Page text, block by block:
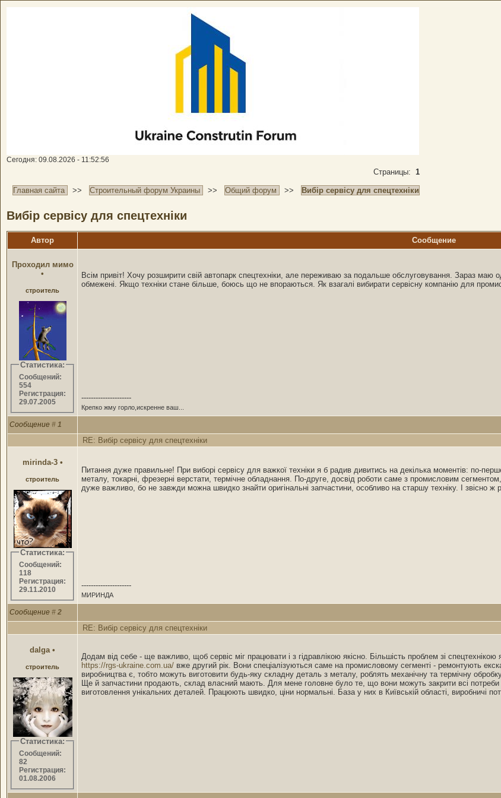
Сегодня: 09.08.2026 - 11:52:56
Страницы: 1
Главная сайта >> Строительный форум Украины >> Общий форум >> Вибір сервісу для спецтехніки
Вибір сервісу для спецтехніки
Автор Сообщение
Проходил мимо
•
строитель
Статистика:
Сообщений:
554
Регистрация:
29.07.2005
Всім привіт! Хочу розширити свій автопарк спецтехніки, але переживаю за подальше обслуговування. Зараз маю
обмежені. Якщо техніки стане більше, боюсь що не впораються. Як взагалі вибирати сервісну компанію для
---------------------
Крепко жму горло,искренне ваш...
Сообщение # 1
RE: Вибір сервісу для спецтехніки
mirinda-3 •
строитель
Статистика:
Сообщений:
118
Регистрация:
29.11.2010
Питання дуже правильне! При виборі сервісу для важкої техніки я б радив дивитись на декілька моментів: по-
металу, токарні, фрезерні верстати, термічне обладнання. По-друге, досвід роботи саме з промисловим
дуже важливо, бо не завжди можна швидко знайти оригінальні запчастини, особливо на старшу техніку. І звісно ж
---------------------
МИРИНДА
Сообщение # 2
RE: Вибір сервісу для спецтехніки
dalga •
строитель
Статистика:
Сообщений:
82
Регистрация:
01.08.2006
Додам від себе - ще важливо, щоб сервіс міг працювати і з гідравлікою якісно. Більшість проблем зі
https://rgs-ukraine.com.ua/ вже другий рік. Вони спеціалізуються саме на промисловому сегменті - ремонтують
виробництва є, тобто можуть виготовити будь-яку складну деталь з металу, роблять механічну та термічну
Ще й запчастини продають, склад власний мають. Для мене головне було те, що вони можуть закрити всі потреби
виготовлення унікальних деталей. Працюють швидко, ціни нормальні. База у них в Київській області, виробничі